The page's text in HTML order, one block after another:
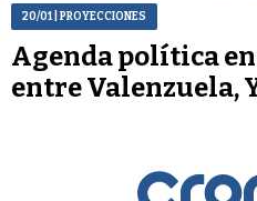
20/01| PROYECCIONES
Agenda política
entre Valenzuela,